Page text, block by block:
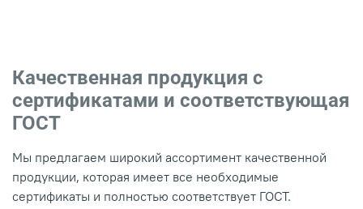
Качественная продукция с
сертификатами и соответствующая
ГОСТ
Мы предлагаем широкий ассортимент качественной
продукции, которая имеет все необходимые
сертификаты и полностью соответствует ГОСТ.